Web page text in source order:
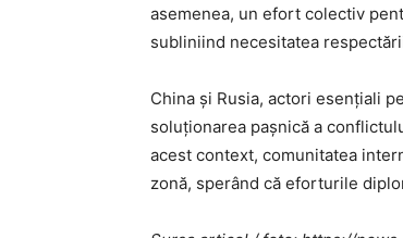
asemenea, un efort colectiv
subliniind necesitatea
China și Rusia, actori esențiali
soluționarea pașnică a
acest context, comunitatea
zonă, sperând că eforturile